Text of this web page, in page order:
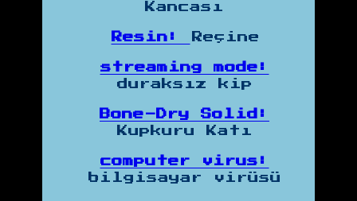
Kancası
Resin: Reçine
streaming mode:
duraksız kip
Bone-Dry Solid:
Kupkuru Katı
computer virus:
bilgisayar virüsü